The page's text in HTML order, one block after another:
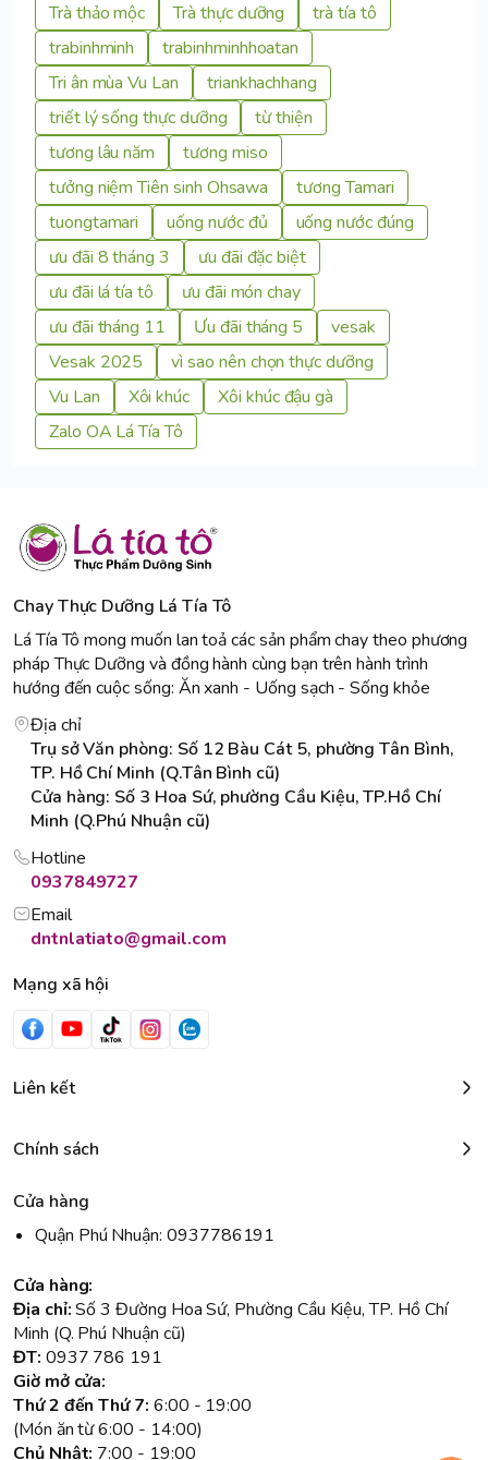
Trà thảo mộc
Trà thực dưỡng
trà tía tô
trabinhminh
trabinhminhhoatan
Tri ân mùa Vu Lan
triankhachhang
triết lý sống thực dưỡng
từ thiện
tương lâu năm
tương miso
tưởng niệm Tiên sinh Ohsawa
tương Tamari
tuongtamari
uống nước đủ
uống nước đúng
ưu đãi 8 tháng 3
ưu đãi đặc biệt
ưu đãi lá tía tô
ưu đãi món chay
ưu đãi tháng 11
Ưu đãi tháng 5
vesak
Vesak 2025
vì sao nên chọn thực dưỡng
Vu Lan
Xôi khúc
Xôi khúc đậu gà
Zalo OA Lá Tía Tô
Chay Thực Dưỡng Lá Tía Tô
Lá Tía Tô mong muốn lan toả các sản phẩm chay theo phương
pháp Thực Dưỡng và đồng hành cùng bạn trên hành trình
hướng đến cuộc sống: Ăn xanh - Uống sạch - Sống khỏe
Địa chỉ
Trụ sở Văn phòng: Số 12 Bàu Cát 5, phường Tân Bình,
TP. Hồ Chí Minh (Q.Tân Bình cũ)
Cửa hàng: Số 3 Hoa Sứ, phường Cầu Kiệu, TP.Hồ Chí
Minh (Q.Phú Nhuận cũ)
Hotline
0937849727
Email
dntnlatiato@gmail.com
Mạng xã hội
Liên kết
Chính sách
Cửa hàng
Quận Phú Nhuận: 0937786191
Cửa hàng:
Địa chỉ:Số 3 Đường Hoa Sứ, Phường Cầu Kiệu, TP. Hồ Chí
Minh (Q. Phú Nhuận cũ)
ĐT: 0937 786 191
Giờ mở cửa:
Thứ 2 đến Thứ 7: 6:00 - 19:00
(Món ăn từ 6:00 - 14:00)
Chủ Nhật: 7:00 - 19:00